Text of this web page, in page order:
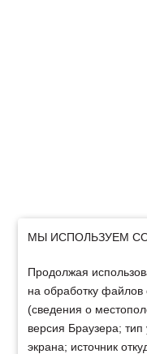
МЫ ИСПОЛЬЗУЕМ
Продолжая
на обработку файлов
(сведения о
версия Браузера;
экрана; источник